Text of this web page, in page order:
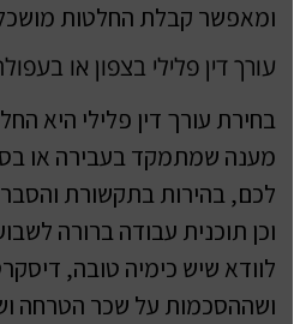
ומאפשר קבלת החלטות
עורך דין פלילי בצפון או
בחירת עורך דין פלילי היא
מענה שמתמקד בעבירה או
לכם, בהירות בתקשורת
וכן תוכנית עבודה ברורה
לוודא שיש כימיה טובה,
ושההסכמות על שכר הטרחה